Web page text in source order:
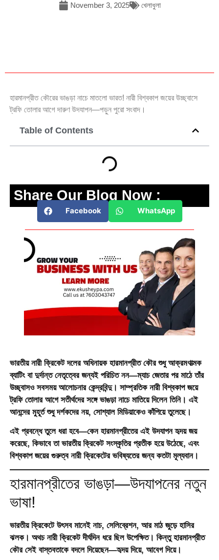
November 3, 2025 খেলাধুলা
হারমানপ্রীত কৌরের ভাঙড়া নাচে মাতলো ভারত! নারী বিশ্বকাপ জয়ের উচ্ছ্বাসে
ট্রফি তোলার আগে দারুণ উদযাপন—পড়ুন পুরো সংবাদ।
Table of Contents
Share Our Blog Now :
Facebook WhatsApp
ভারতীয় নারী ক্রিকেট দলের অধিনায়ক হারমানপ্রীত কৌর শুধু আক্রমণাত্মক
ব্যাটিং বা দুর্দান্ত নেতৃত্বের জন্যই পরিচিত নন—ম্যাচ জেতার পর মাঠে তাঁর
উচ্ছ্বাসও সবসময় আলোচনার কেন্দ্রবিন্দু। সাম্প্রতিক নারী বিশ্বকাপ জয়ে
ট্রফি তোলার আগে সতীর্থদের সঙ্গে ভাঙড়া নাচেমাতিয়ে দিলেন তিনি। এই
আনন্দের মুহূর্ত শুধু দর্শকদের নয়, সোশ্যাল মিডিয়াকেও কাঁপিয়ে তুলেছে।
এই প্রবন্ধে তুলে ধরা হবে—কেন হারমানপ্রীতের এই উদযাপন হৃদয় জয়
করেছে, কিভাবে তা ভারতীয় ক্রিকেট সংস্কৃতির প্রতীক হয়ে উঠেছে, এবং
বিশ্বকাপ জয়ের গুরুত্ব নারী ক্রিকেটের ভবিষ্যতের জন্য কতটা মূল্যবান।
হারমানপ্রীতের ভাঙড়া—উদযাপনের নতুন
ভাষা!
ভারতীয় ক্রিকেটে উৎসব মানেই নাচ, সেলিব্রেশন, আর মাঠ জুড়ে হাসির
ঝলক। অথচ নারী ক্রিকেট দীর্ঘদিন ধরে ছিল উপেক্ষিত। কিন্তু হারমানপ্রীত
কৌর সেই বাস্তবতাকে বদলে দিয়েছেন—হৃদয় দিয়ে, আবেগ দিয়ে।